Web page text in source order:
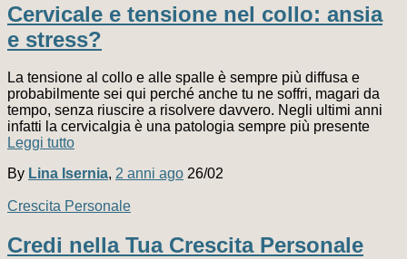
Cervicale e tensione nel collo: ansia
e stress?
La tensione al collo e alle spalle è sempre più diffusa e
probabilmente sei qui perché anche tu ne soffri, magari da
tempo, senza riuscire a risolvere davvero. Negli ultimi anni
infatti la cervicalgia è una patologia sempre più presente
Leggi tutto
By Lina Isernia, 2 anni ago 26/02
Crescita Personale
Credi nella Tua Crescita Personale